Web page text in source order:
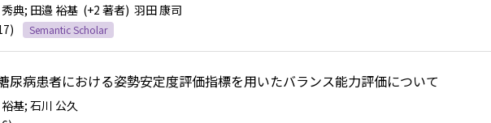
典; 田邉 裕基 (+2 著者) 羽田 康司
Semantic Scholar
尿病患者における姿勢安定度評価指標を用いたバランス能力評価について
基; 石川 公久